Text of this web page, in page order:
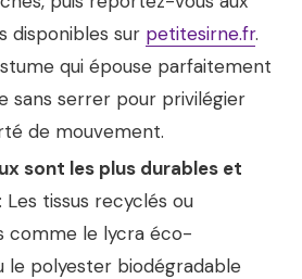
disponibles sur petitesirne.fr.
qui épouse parfaitement
sans serrer pour privilégier
de mouvement.
sont les plus durables et
: Les tissus recyclés ou
comme le lycra éco-
le polyester biodégradable